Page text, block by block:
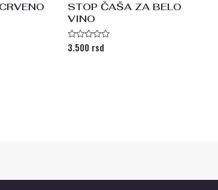
STOP ČAŠA ZA BELO
VINO
Ocenjeno
sa
3.500 rsd